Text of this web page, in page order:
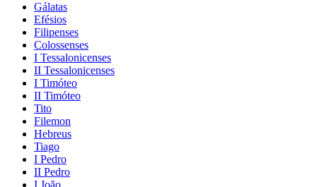
Gálatas
Efésios
Filipenses
Colossenses
I Tessalonicenses
II Tessalonicenses
I Timóteo
II Timóteo
Tito
Filemon
Hebreus
Tiago
I Pedro
II Pedro
I João